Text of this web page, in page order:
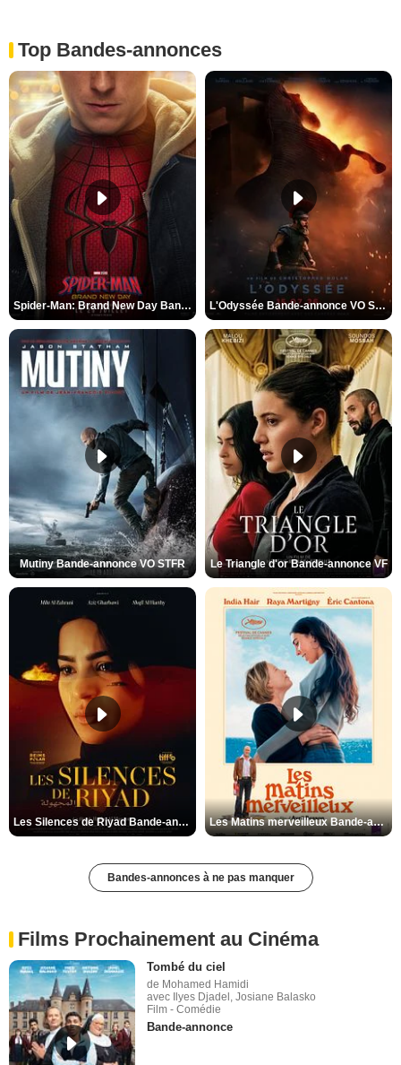
Top Bandes-annonces
Spider-Man: Brand New Day Bande-annonce VO STFR L'Odyssée Bande-annonce VO STFR
Mutiny Bande-annonce VO STFR Le Triangle d'or Bande-annonce VF
Les Silences de Riyad Bande-annonce VO STFR Les Matins merveilleux Bande-annonce VF
Bandes-annonces à ne pas manquer
Films Prochainement au Cinéma
Tombé du ciel
de Mohamed Hamidi
avec Ilyes Djadel, Josiane Balasko
Film - Comédie
Bande-annonce